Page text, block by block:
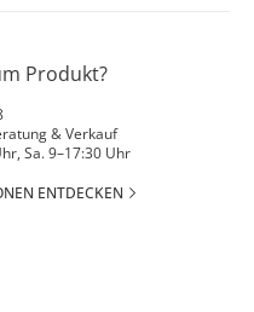
Produkt?
& Verkauf
Sa. 9–17:30 Uhr
ENTDECKEN